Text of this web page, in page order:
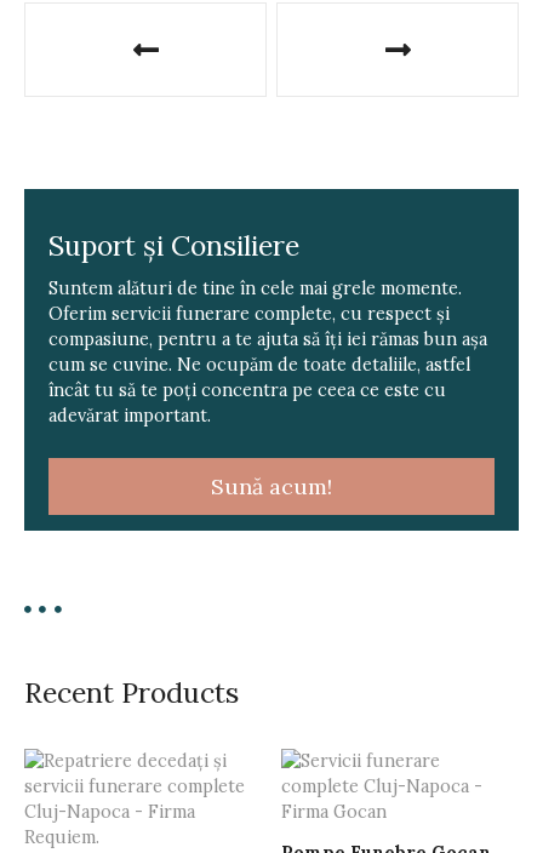
t
o
Suport și Consiliere
Suntem alături de tine în cele mai grele momente.
Oferim servicii funerare complete, cu respect și
compasiune, pentru a te ajuta să îți iei rămas bun așa
cum se cuvine. Ne ocupăm de toate detaliile, astfel
încât tu să te poți concentra pe ceea ce este cu
adevărat important.
Sună acum!
Recent Products